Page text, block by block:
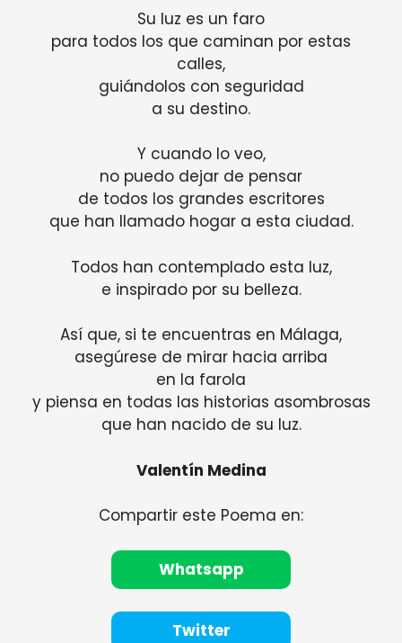
Su luz es un faro
para todos los que caminan por estas
calles,
guiándolos con seguridad
a su destino.
Y cuando lo veo,
no puedo dejar de pensar
de todos los grandes escritores
que han llamado hogar a esta ciudad.
Todos han contemplado esta luz,
e inspirado por su belleza.
Así que, si te encuentras en Málaga,
asegúrese de mirar hacia arriba
en la farola
y piensa en todas las historias asombrosas
que han nacido de su luz.
Valentín Medina
Compartir este Poema en:
Whatsapp
Twitter